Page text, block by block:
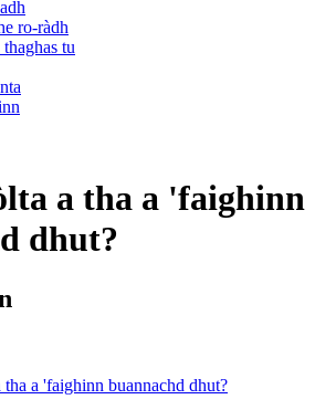
ro-ràdh
tu
a tha a 'faighinn
dhut?
tha a 'faighinn buannachd dhut?